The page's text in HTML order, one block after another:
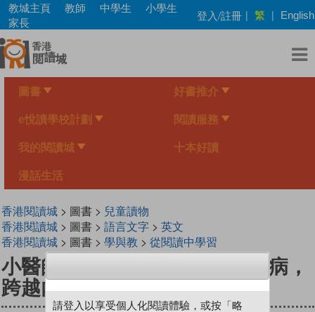
Skip
main
content
教城主頁 教師 中學生
小學生
家長
登入/註冊 | 繁 | English
圖書 好書推介
e悅讀學校計劃 閱讀服務
我的閱讀城 十本好讀
漫話生活
香港閱讀城> 圖書 > 兒童讀物
香港閱讀城> 圖書 > 語言文字> 英文
香港閱讀城> 圖書 > 學與教 > 從閱讀中學習
小醫師復仇者聯盟4：消化道疾病，
跨越內心的高牆吧！
請登入以享受個人化閱讀體驗，或按「略